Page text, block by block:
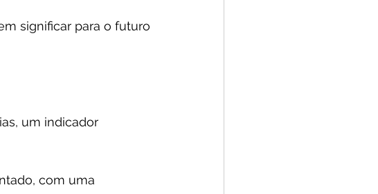
significar para o futuro
um indicador
com uma